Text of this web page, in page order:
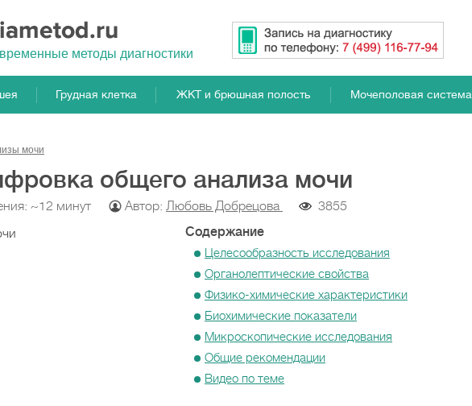
методы диагностики
Грудная клетка ЖКТ и брюшная полость Мочеполовая система
мочи
общего анализа мочи
~12 минут Автор: Любовь Добрецова
3855
Содержание
Целесообразность исследования
Органолептические свойства
Физико-химические характеристики
Биохимические показатели
Микроскопические исследования
Общие рекомендации
Видео по теме